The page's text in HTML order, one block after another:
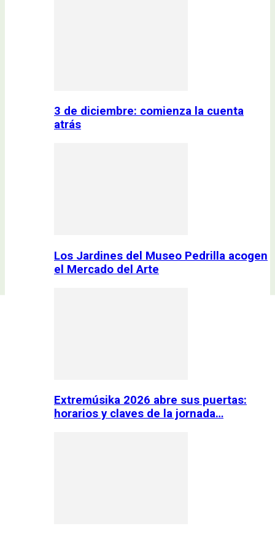
3 de diciembre: comienza la cuenta
atrás
Los Jardines del Museo Pedrilla acogen
el Mercado del Arte
Extremúsika 2026 abre sus puertas:
horarios y claves de la jornada…